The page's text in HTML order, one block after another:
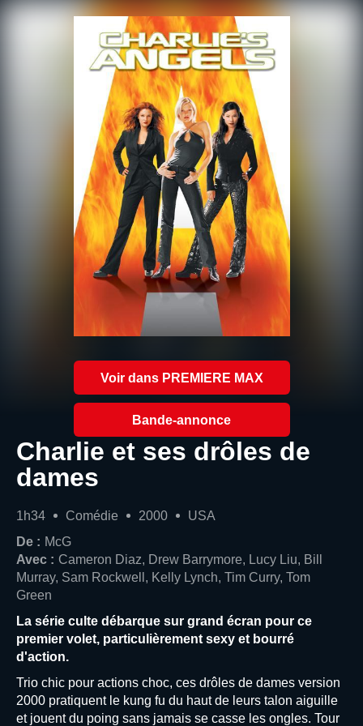
Voir dans PREMIERE MAX
Bande-annonce
Charlie et ses drôles de
dames
1h34 Comédie 2000
USA
De : McG
Avec : Cameron Diaz, Drew Barrymore, Lucy Liu, Bill
Murray, Sam Rockwell, Kelly Lynch, Tim Curry, Tom
Green
La série culte débarque sur grand écran pour ce
premier volet, particulièrement sexy et bourré
d'action.
Trio chic pour actions choc, ces drôles de dames version
2000 pratiquent le kung fu du haut de leurs talon aiguille
et jouent du poing sans jamais se casse les ongles. Tour